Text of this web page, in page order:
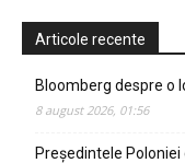
Articole recente
Bloomberg despre o
8 august 2026, 01:56
Președintele